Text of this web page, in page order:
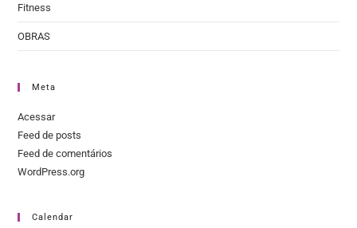
Fitness
OBRAS
Meta
Acessar
Feed de posts
Feed de comentários
WordPress.org
Calendar